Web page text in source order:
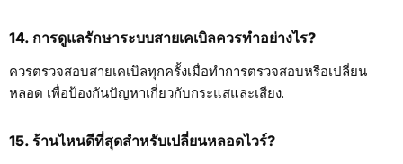
14. การดูแลรักษาระบบสายเคเบิลควรทำอย่างไร?
ควรตรวจสอบสายเคเบิลทุกครั้งเมื่อทำการตรวจสอบหรือเปลี่ยน
หลอด เพื่อป้องกันปัญหาเกี่ยวกับกระแสและเสียง.
15. ร้านไหนดีที่สุดสำหรับเปลี่ยนหลอดไวร์?